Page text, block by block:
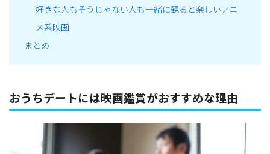
好きな人もそうじゃない人も一緒に観ると楽しいアニ
メ系映画
まとめ
おうちデートには映画鑑賞がおすすめな理由